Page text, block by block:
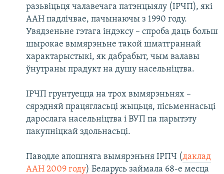
разьвіцьця чалавечага патэнцыялу (ІРЧП), які
ААН падлічвае, пачынаючы з 1990 году.
Увядзеньне гэтага індэксу – спроба даць больш
шырокае вымярэньне такой шматграннай
характарыстыкі, як дабрабыт, чым валавы
ўнутраны прадукт на душу насельніцтва.
ІРЧП грунтуецца на трох вымярэньнях –
сярэдняй працягласьці жыцьця, пісьменнасьці
дарослага насельніцтва і ВУП па парытэту
пакупніцкай здольнасьці.
Паводле апошняга вымярэньня ІРПЧ (даклад
ААН 2009 году) Беларусь займала 68-е месца